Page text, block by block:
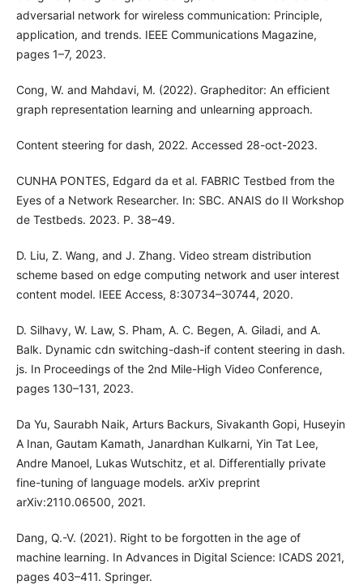
adversarial network for wireless communication: Principle,
application, and trends. IEEE Communications Magazine,
pages 1–7, 2023.
Cong, W. and Mahdavi, M. (2022). Grapheditor: An efficient
graph representation learning and unlearning approach.
Content steering for dash, 2022. Accessed 28-oct-2023.
CUNHA PONTES, Edgard da et al. FABRIC Testbed from the
Eyes of a Network Researcher. In: SBC. ANAIS do II Workshop
de Testbeds. 2023. P. 38–49.
D. Liu, Z. Wang, and J. Zhang. Video stream distribution
scheme based on edge computing network and user interest
content model. IEEE Access, 8:30734–30744, 2020.
D. Silhavy, W. Law, S. Pham, A. C. Begen, A. Giladi, and A.
Balk. Dynamic cdn switching-dash-if content steering in dash.
js. In Proceedings of the 2nd Mile-High Video Conference,
pages 130–131, 2023.
Da Yu, Saurabh Naik, Arturs Backurs, Sivakanth Gopi, Huseyin
A Inan, Gautam Kamath, Janardhan Kulkarni, Yin Tat Lee,
Andre Manoel, Lukas Wutschitz, et al. Differentially private
fine-tuning of language models. arXiv preprint
arXiv:2110.06500, 2021.
Dang, Q.-V. (2021). Right to be forgotten in the age of
machine learning. In Advances in Digital Science: ICADS 2021,
pages 403–411. Springer.